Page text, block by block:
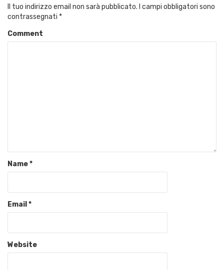
Il tuo indirizzo email non sarà pubblicato. I campi obbligatori sono
contrassegnati *
Comment
Name*
Email *
Website